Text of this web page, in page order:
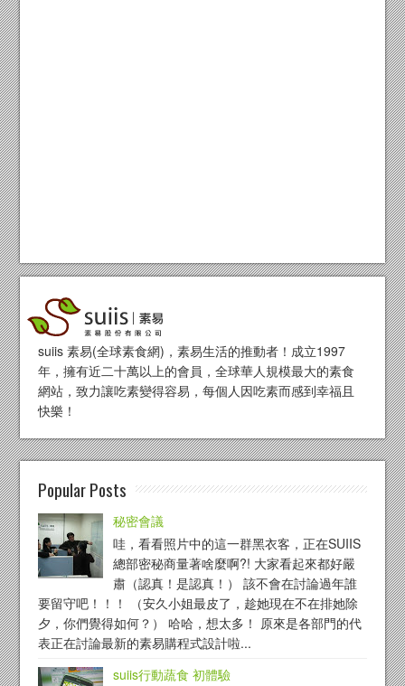
suiis 素易(全球素食網)，素易生活的推動者！成立1997
年，擁有近二十萬以上的會員，全球華人規模最大的素食
網站，致力讓吃素變得容易，每個人因吃素而感到幸福且
快樂！
Popular Posts
秘密會議
哇，看看照片中的這一群黑衣客，正在SUIIS
總部密秘商量著啥麼啊?! 大家看起來都好嚴
肅（認真！是認真！） 該不會在討論過年誰
要留守吧！！！ （安久小姐最皮了，趁她現在不在排她除
夕，你們覺得如何？） 哈哈，想太多！ 原來是各部門的代
表正在討論最新的素易購程式設計啦...
suiis行動蔬食 初體驗